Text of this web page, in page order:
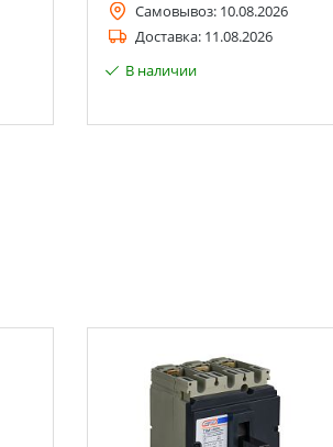
Самовывоз: 10.08.2026
Доставка: 11.08.2026
В наличии